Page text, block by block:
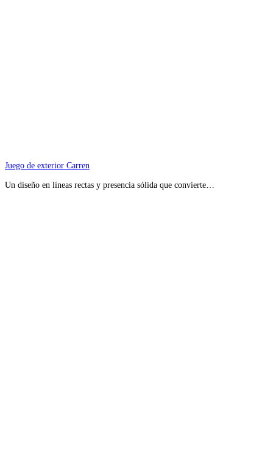
Juego de exterior Carren
Un diseño en líneas rectas y presencia sólida que convierte…